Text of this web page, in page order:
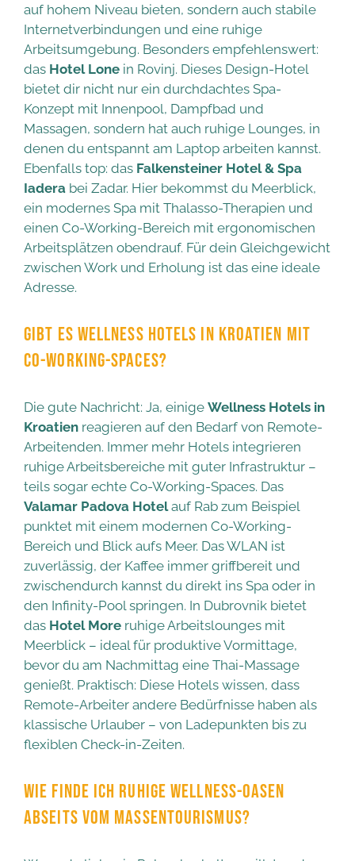
auf hohem Niveau bieten, sondern auch stabile
Internetverbindungen und eine ruhige
Arbeitsumgebung. Besonders empfehlenswert:
das Hotel Lone in Rovinj. Dieses Design-Hotel
bietet dir nicht nur ein durchdachtes Spa-
Konzept mit Innenpool, Dampfbad und
Massagen, sondern hat auch ruhige Lounges, in
denen du entspannt am Laptop arbeiten kannst.
Ebenfalls top: das Falkensteiner Hotel & Spa
Iadera bei Zadar. Hier bekommst du Meerblick,
ein modernes Spa mit Thalasso-Therapien und
einen Co-Working-Bereich mit ergonomischen
Arbeitsplätzen obendrauf. Für dein Gleichgewicht
zwischen Work und Erholung ist das eine ideale
Adresse.
GIBT ES WELLNESS HOTELS IN KROATIEN MIT
CO-WORKING-SPACES?
Die gute Nachricht: Ja, einige Wellness Hotels in
Kroatien reagieren auf den Bedarf von Remote-
Arbeitenden. Immer mehr Hotels integrieren
ruhige Arbeitsbereiche mit guter Infrastruktur –
teils sogar echte Co-Working-Spaces. Das
Valamar Padova Hotelauf Rab zum Beispiel
punktet mit einem modernen Co-Working-
Bereich und Blick aufs Meer. Das WLAN ist
zuverlässig, der Kaffee immer griffbereit und
zwischendurch kannst du direkt ins Spa oder in
den Infinity-Pool springen. In Dubrovnik bietet
das Hotel More ruhige Arbeitslounges mit
Meerblick – ideal für produktive Vormittage,
bevor du am Nachmittag eine Thai-Massage
genießt. Praktisch: Diese Hotels wissen, dass
Remote-Arbeiter andere Bedürfnisse haben als
klassische Urlauber – von Ladepunkten bis zu
flexiblen Check-in-Zeiten.
WIE FINDE ICH RUHIGE WELLNESS-OASEN
ABSEITS VOM MASSENTOURISMUS?